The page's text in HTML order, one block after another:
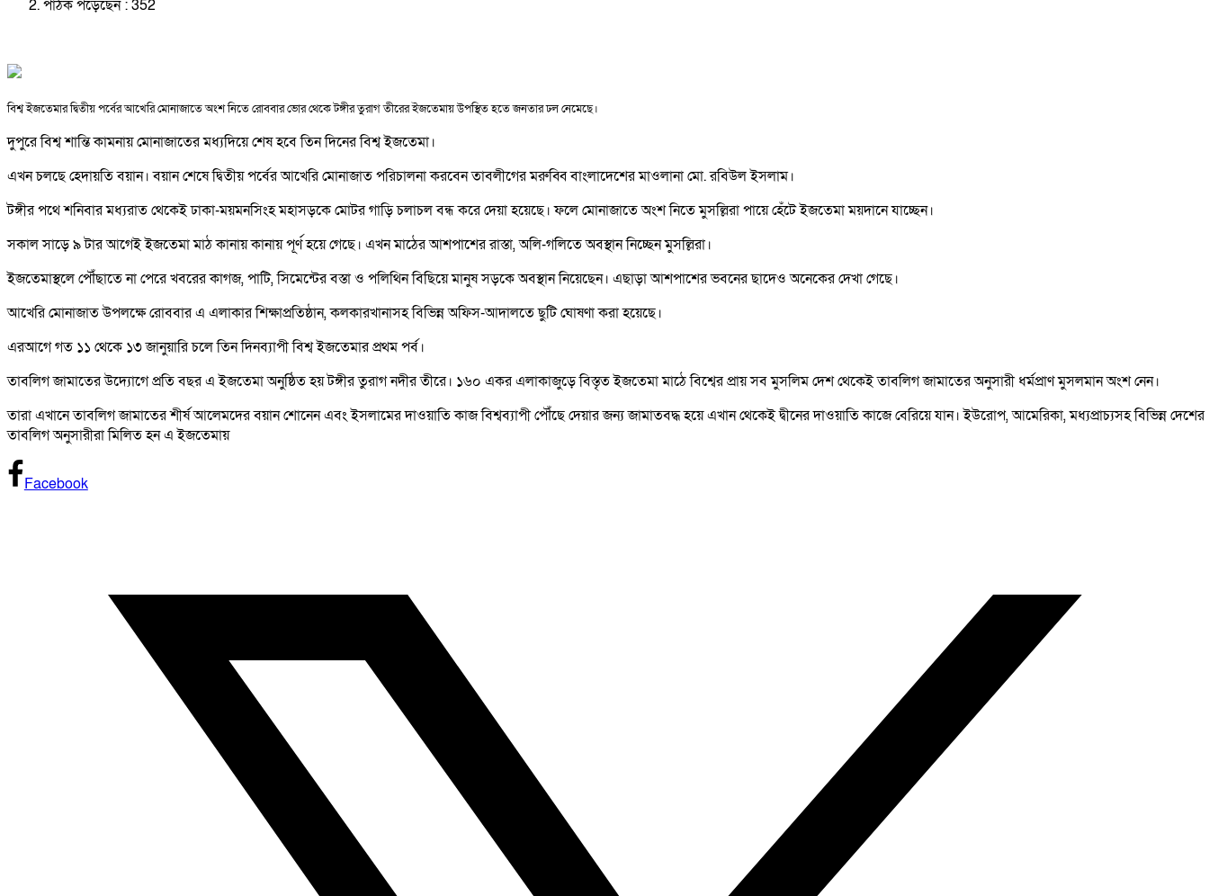
পাঠক পড়েছেন :352
বিশ্ব ইজতেমার দ্বিতীয় পর্বের আখেরি মোনাজাতে অংশ নিতে রোববার ভোর থেকে টঙ্গীর তুরাগ তীরের ইজতেমায় উপস্থিত হতে জনতার ঢল নেমেছে।
দুপুরে বিশ্ব শান্তি কামনায় মোনাজাতের মধ্যদিয়ে শেষ হবে তিন দিনের বিশ্ব ইজতেমা।
এখন চলছে হেদায়তি বয়ান। বয়ান শেষে দ্বিতীয় পর্বের আখেরি মোনাজাত পরিচালনা করবেন তাবলীগের মরুব্বি বাংলাদেশের মাওলানা মো. রবিউল ইসলাম।
টঙ্গীর পথে শনিবার মধ্যরাত থেকেই ঢাকা-ময়মনসিংহ মহাসড়কে মোটর গাড়ি চলাচল বন্ধ করে দেয়া হয়েছে। ফলে মোনাজাতে অংশ নিতে মুসল্লিরা পায়ে হেঁটে ইজতেমা ময়দানে যাচ্ছেন।
সকাল সাড়ে ৯ টার আগেই ইজতেমা মাঠ কানায় কানায় পূর্ণ হয়ে গেছে। এখন মাঠের আশপাশের রাস্তা, অলি-গলিতে অবস্থান নিচ্ছেন মুসল্লিরা।
ইজতেমাস্থলে পৌঁছাতে না পেরে খবরের কাগজ, পাটি, সিমেন্টের বস্তা ও পলিথিন বিছিয়ে মানুষ সড়কে অবস্থান নিয়েছেন। এছাড়া আশপাশের ভবনের ছাদেও অনেকের দেখা গেছে।
আখেরি মোনাজাত উপলক্ষে রোববার এ এলাকার শিক্ষাপ্রতিষ্ঠান, কলকারখানাসহ বিভিন্ন অফিস-আদালতে ছুটি ঘোষণা করা হয়েছে।
এরআগে গত ১১ থেকে ১৩ জানুয়ারি চলে তিন দিনব্যাপী বিশ্ব ইজতেমার প্রথম পর্ব।
তাবলিগ জামাতের উদ্যোগে প্রতি বছর এ ইজতেমা অনুষ্ঠিত হয় টঙ্গীর তুরাগ নদীর তীরে। ১৬০ একর এলাকাজুড়ে বিস্তৃত ইজতেমা মাঠে বিশ্বের প্রায় সব মুসলিম দেশ থেকেই তাবলিগ জামাতের অনুসারী ধর্মপ্রাণ মুসলমান অংশ নেন।
তারা এখানে তাবলিগ জামাতের শীর্ষ আলেমদের বয়ান শোনেন এবং ইসলামের দাওয়াতি কাজ বিশ্বব্যাপী পৌঁছে দেয়ার জন্য জামাতবদ্ধ হয়ে এখান থেকেই দ্বীনের দাওয়াতি কাজে বেরিয়ে যান। ইউরোপ, আমেরিকা, মধ্যপ্রাচ্যসহ বিভিন্ন দেশের
তাবলিগ অনুসারীরা মিলিত হন এ ইজতেমায়
Facebook